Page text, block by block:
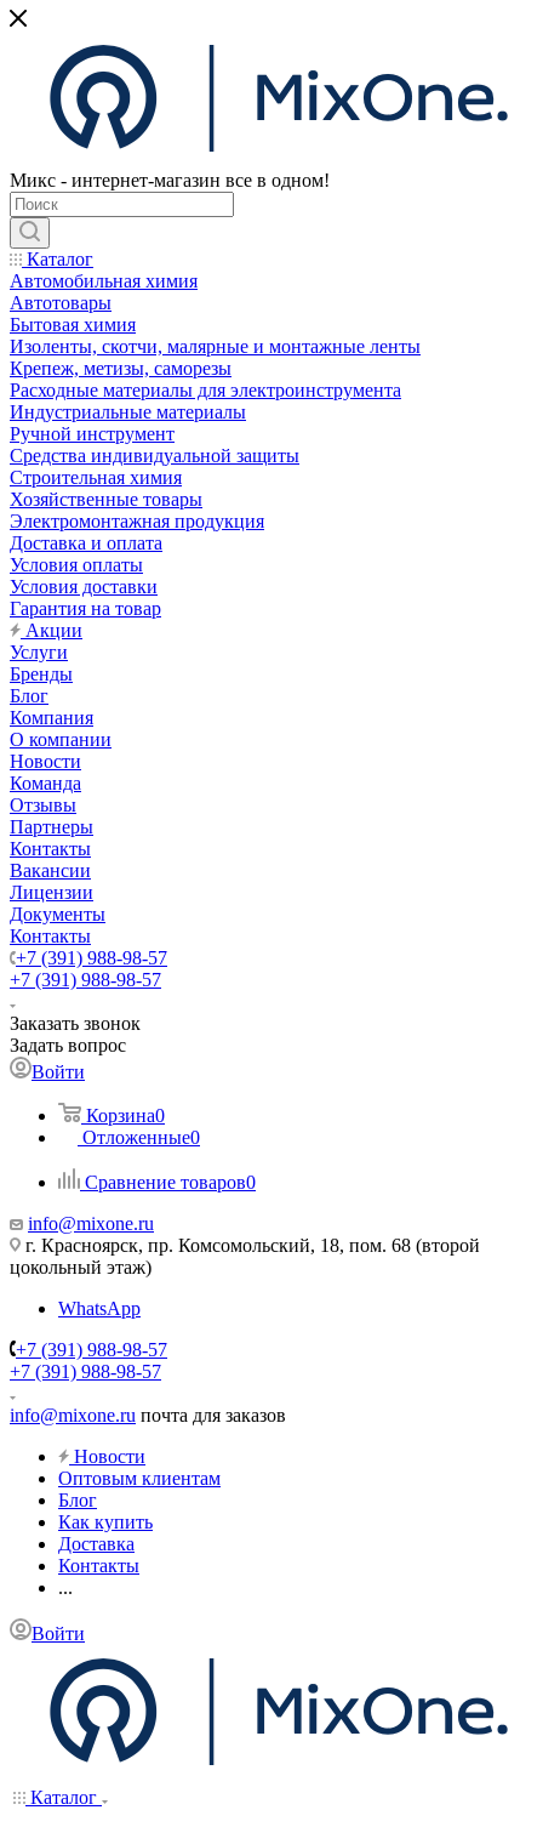
Микс - интернет-магазин все в одном!
Каталог
Автомобильная химия
Автотовары
Бытовая химия
Изоленты, скотчи, малярные и монтажные ленты
Крепеж, метизы, саморезы
Расходные материалы для электроинструмента
Индустриальные материалы
Ручной инструмент
Средства индивидуальной защиты
Строительная химия
Хозяйственные товары
Электромонтажная продукция
Доставка и оплата
Условия оплаты
Условия доставки
Гарантия на товар
Акции
Услуги
Бренды
Блог
Компания
О компании
Новости
Команда
Отзывы
Партнеры
Контакты
Вакансии
Лицензии
Документы
Контакты
+7 (391) 988-98-57
+7 (391) 988-98-57
Заказать звонок
Задать вопрос
Войти
Корзина0
Отложенные0
Сравнение товаров0
info@mixone.ru
г. Красноярск, пр. Комсомольский, 18, пом. 68 (второй
цокольный этаж)
WhatsApp
+7 (391) 988-98-57
+7 (391) 988-98-57
info@mixone.ru почта для заказов
Новости
Оптовым клиентам
Блог
Как купить
Доставка
Контакты
...
Войти
Каталог